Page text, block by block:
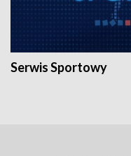
Serwis Sportowy